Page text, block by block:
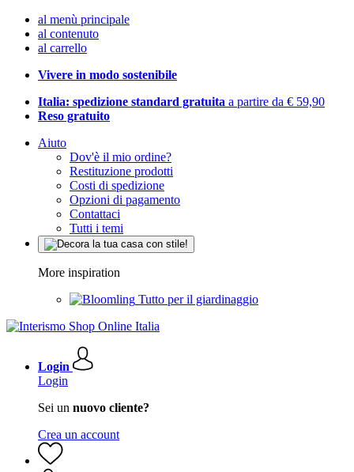
al menù principale
al contenuto
al carrello
Vivere in modo sostenibile
Italia: spedizione standard gratuita a partire da € 59,90
Reso gratuito
Aiuto
Dov'è il mio ordine?
Restituzione prodotti
Costi di spedizione
Opzioni di pagamento
Contattaci
Tutti i temi
More inspiration
Tutto per il giardinaggio
Login
Login
Sei un nuovo cliente?
Crea un account